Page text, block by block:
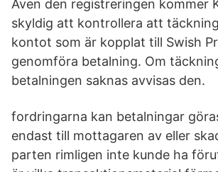
Även den registreringen kommer
skyldig att kontrollera att
kontot som är kopplat till Swish
genomföra betalning. Om
betalningen saknas avvisas den.
fordringarna kan betalningar
endast till mottagaren av eller
parten rimligen inte kunde ha